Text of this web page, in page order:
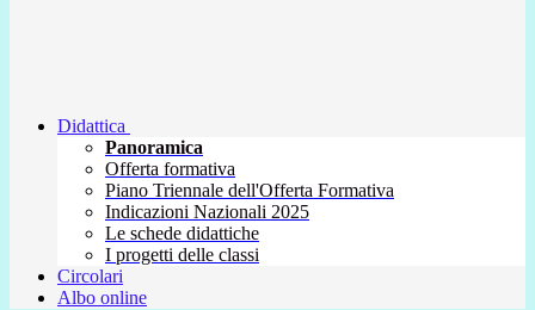
Didattica
Panoramica
Offerta formativa
Piano Triennale dell'Offerta Formativa
Indicazioni Nazionali 2025
Le schede didattiche
I progetti delle classi
Circolari
Albo online